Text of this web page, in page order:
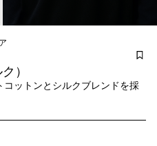
）
コットンとシルクブレンドを採